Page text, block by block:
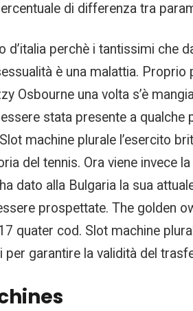
di differenza tra
d’italia perchè i tantissimi che
è una malattia.
Osbourne una volta s’è
stata presente a
machine plurale l’esercito
del tennis. Ora viene
dato alla Bulgaria la sua
prospettate. The golden
quater cod. Slot machine
garantire la validità del